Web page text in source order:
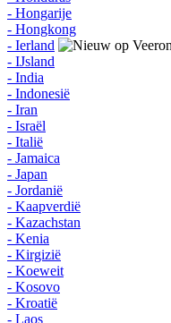
- Hongarije
- Hongkong
- Ierland
- IJsland
- India
- Indonesië
- Iran
- Israël
- Italië
- Jamaica
- Japan
- Jordanië
- Kaapverdië
- Kazachstan
- Kenia
- Kirgizië
- Koeweit
- Kosovo
- Kroatië
- Laos